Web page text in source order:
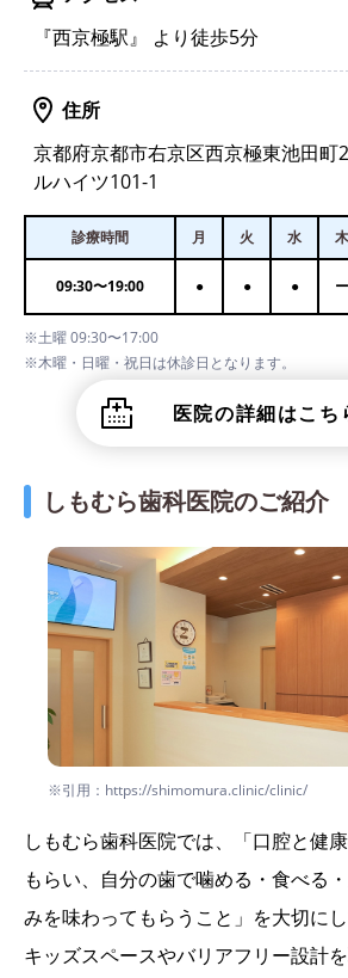
『西京極駅』 より徒歩5分
住所
京都府京都市右京区西京極東池田町
ルハイツ101-1
診療時間 月 火 水 木
09:30〜19:00 ● ● ● ー
※土曜 09:30〜17:00
※木曜・日曜・祝日は休診日となります。
医院の詳細はこち
しもむら歯科医院のご紹介
※引用：https://shimomura.clinic/clinic/
しもむら歯科医院では、「口腔と健
もらい、自分の歯で噛める・食べる
みを味わってもらうこと」を大切にし
キッズスペースやバリアフリー設計